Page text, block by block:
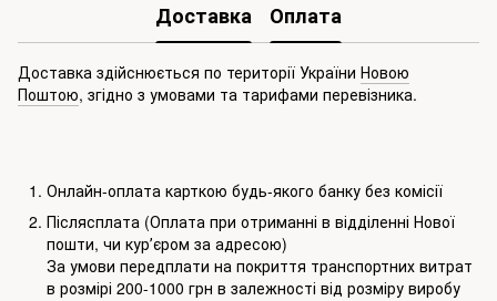
Доставка Оплата
Доставка здійснюється по території України Новою
Поштою, згідно з умовами та тарифами перевізника.
Онлайн-оплата карткою будь-якого банку без комісії
Післясплата (Оплата при отриманні в відділенні Нової
пошти, чи курʼєром за адресою)
За умови передплати на покриття транспортних витрат
в розмірі 200-1000 грн в залежності від розміру виробу